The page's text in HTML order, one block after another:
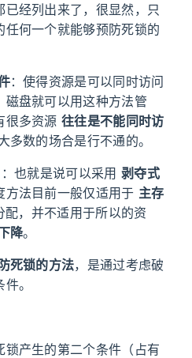
经列出来了，很显然，只
何一个就能够预防死锁的
：使得资源是可以同时访问
磁盘就可以用这种方法管
很多资源往往是不能同时访
多数的场合是行不通的。
：也就是说可以采用剥夺式
方法目前一般仅适用于 主存
配，并不适用于所以的资
降。
死锁的方法，是通过考虑破
。
产生的第二个条件（占有